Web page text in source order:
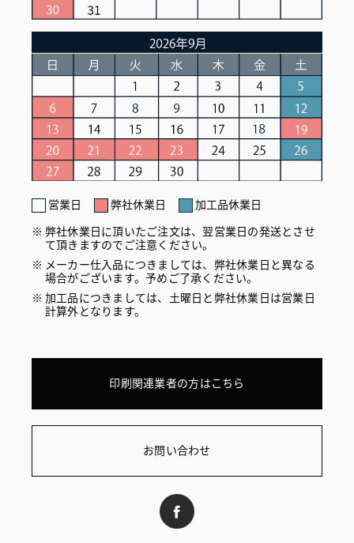
営業日 弊社休業日
加工品休業日
弊社休業日に頂いたご注文は、翌営業日の発送とさせ
て頂きますのでご注意ください。
メーカー仕入品につきましては、弊社休業日と異なる
場合がございます。予めご了承ください。
加工品につきましては、土曜日と弊社休業日は営業日
計算外となります。
印刷関連業者の方はこちら
お問い合わせ